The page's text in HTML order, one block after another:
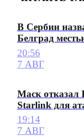
В Сербии
Белград
20:56
7 АВГ
Маск отказал
Starlink для
19:14
7 АВГ